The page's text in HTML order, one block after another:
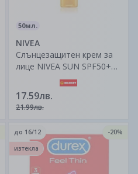
50мл.
NIVEA
Слънцезащитен крем за
лице NIVEA SUN SPF50+
17.59лв.
21.99лв.
до 16/12
-20%
изтекла